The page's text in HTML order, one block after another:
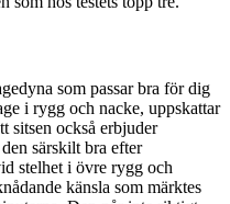
som passar bra för dig
i rygg och nacke, uppskattar
sitsen också erbjuder
särskilt bra efter
stelhet i övre rygg och
känsla som märktes